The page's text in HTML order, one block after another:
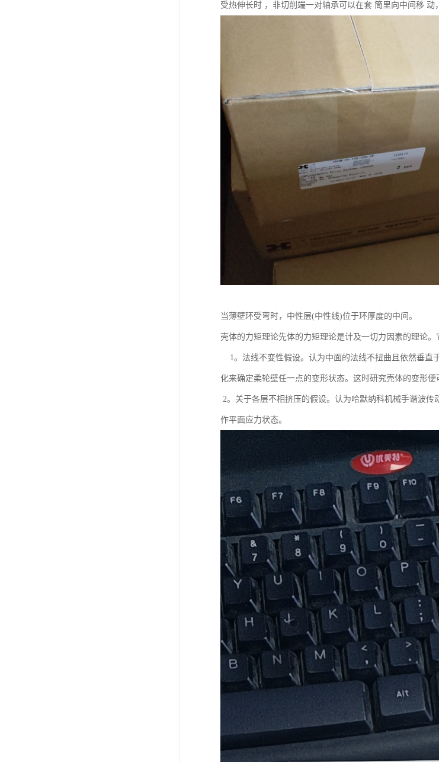
受热伸长时 ，非切削端一对轴承可以在套 筒里向中间移
当薄壁环受弯时，中性层(中性线)位于环厚度的中间。
壳体的力矩理论先体的力矩理论是计及一切力因素的理论
1。法线不变性假设。认为中面的法线不扭曲且依然垂直
化来确定柔轮壁任一点的变形状态。这时研究壳体的变形便
2。关于各层不相挤压的假设。认为哈默纳科机械手谐波
作平面应力状态。